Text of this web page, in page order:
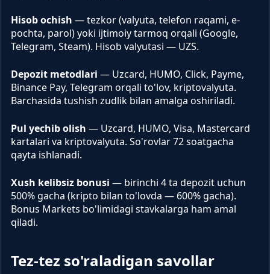
Hisob ochish — tezkor (valyuta, telefon raqami, e-
pochta, parol) yoki ijtimoiy tarmoq orqali (Google,
Telegram, Steam). Hisob valyutasi — UZS.
Depozit metodlari — Uzcard, HUMO, Click, Payme,
Binance Pay, Telegram orqali to'lov, kriptovalyuta.
Barchasida tushish zudlik bilan amalga oshiriladi.
Pul yechib olish — Uzcard, HUMO, Visa, Mastercard
kartalari va kriptovalyuta. So'rovlar 72 soatgacha
qayta ishlanadi.
Xush kelibsiz bonusi — birinchi 4 ta depozit uchun
500% gacha (kripto bilan to'lovda — 600% gacha).
Bonus Markets bo'limidagi stavkalarga ham amal
qiladi.
Tez-tez so'raladigan savollar